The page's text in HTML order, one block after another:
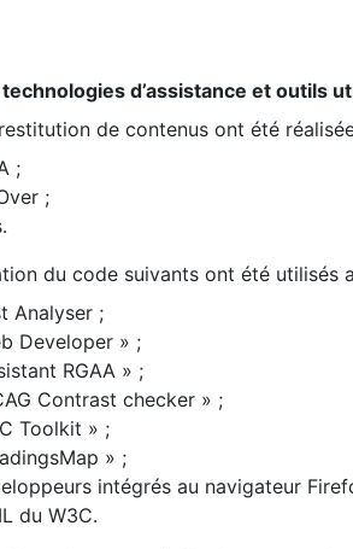
d’assistance et outils
de contenus ont été
;
;
du code suivants ont été utilisés
Analyser ;
Developer » ;
RGAA » ;
Contrast checker » ;
Toolkit » ;
» ;
intégrés au navigateur
du W3C.